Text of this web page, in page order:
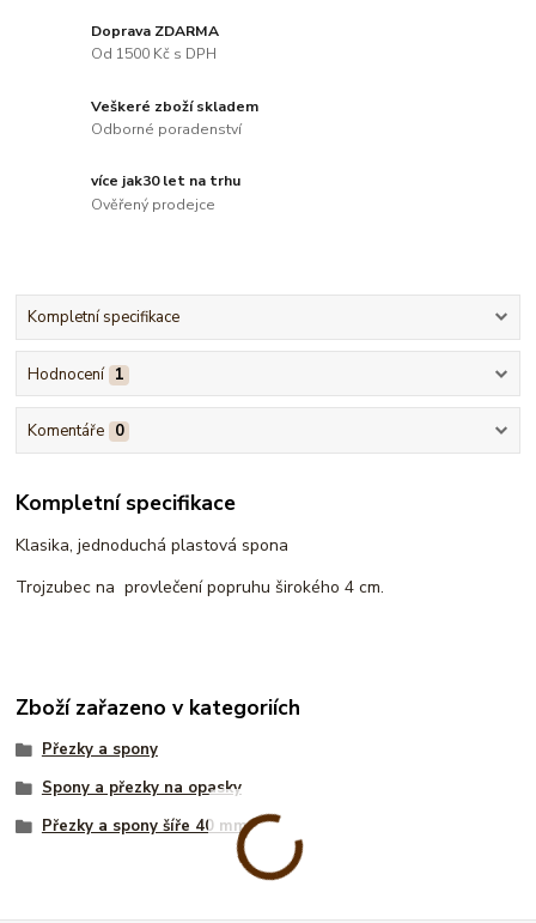
Doprava ZDARMA
Od 1500 Kč s DPH
Veškeré zboží skladem
Odborné poradenství
více jak30 let na trhu
Ověřený prodejce
Kompletní specifikace
Hodnocení 1
Komentáře 0
Kompletní specifikace
Klasika, jednoduchá plastová spona
Trojzubec na provlečení popruhu širokého 4 cm.
Zboží zařazeno v kategoriích
Přezky a spony
Spony a přezky na opasky
Přezky a spony šíře 40 mm